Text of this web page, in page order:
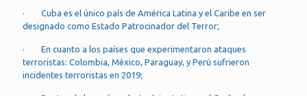
· Cuba es el único país de América Latina y el Caribe en ser
designado como Estado Patrocinador del Terror;
· En cuanto a los países que experimentaron ataques
terroristas: Colombia, México, Paraguay, y Perú sufrieron
incidentes terroristas en 2019;